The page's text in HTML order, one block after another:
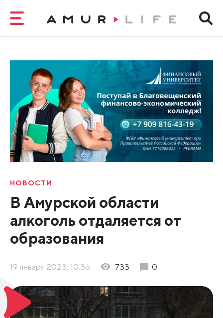
НОВОСТИ
В Амурской области
алкоголь отдаляется от
образования
19 января 2023, 10:36 733 0